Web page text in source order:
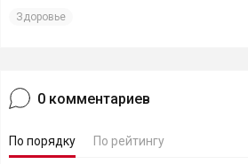
Здоровье
0 комментариев
По порядку По рейтингу